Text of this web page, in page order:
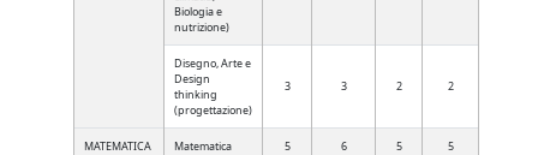
Biologia e
nutrizione)
Disegno, Arte e
Design
thinking
(progettazione)
3 3 2 2
MATEMATICA Matematica 5 6 5 5